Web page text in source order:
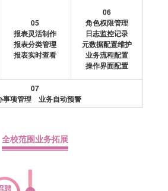
05
报表灵活制作
报表分类管理
报表实时查看
06
角色权限管理
日志监控记录
元数据配置维护
业务流程配置
操作界面配置
07
事项管理 业务自动预警
全校范围业务拓展